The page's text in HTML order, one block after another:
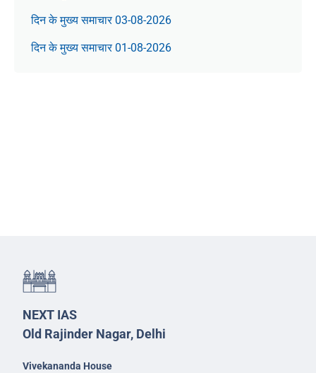
दिन के मुख्य समाचार 03-08-2026
दिन के मुख्य समाचार 01-08-2026
NEXT IAS
Old Rajinder Nagar, Delhi
Vivekananda House